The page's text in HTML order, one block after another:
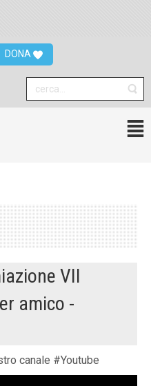
DONA
VII
amico -
canale #Youtube